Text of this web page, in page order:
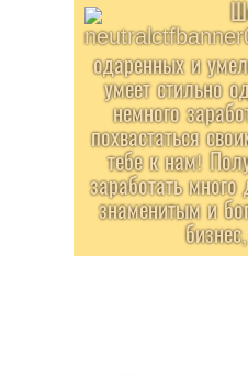
одаренных и
умеет стильно
немного
похвастаться
тебе к нам!
заработать
знаменитым и